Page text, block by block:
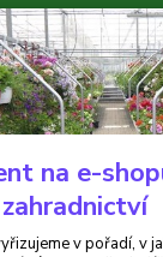
pro odeslání z e-
objednávek opadl
týdnu po přijetí
v pořadí, v jakém
CZK
na e-
zahradnictví
v pořadí, v